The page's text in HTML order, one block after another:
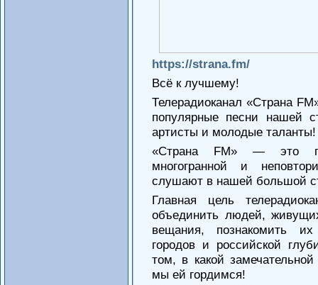
https://strana.fm/
Всё к лучшему!
Телерадиоканал «Страна
популярные песни нашей
артисты и молодые таланты!
«Страна FM» — это
многогранной и
слушают в нашей большой
Главная цель
объединить людей,
вещания, познакомить
городов и российской
том, в какой
мы ей гордимся!